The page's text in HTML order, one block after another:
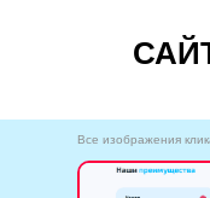
Все изображения